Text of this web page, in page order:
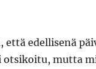
edellisenä
mutta